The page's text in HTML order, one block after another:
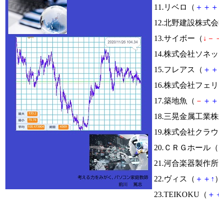
11.リベロ（ ＋ ＋ ＋
12.北野建設株式
13.サイボー（ ↓ －
14.株式会社ソネ
15.フレアス（ ＋ ＋
16.株式会社フェ
17.築地魚（ － ＋ ＋
18.三晃金属工業
19.株式会社クラ
20.ＣＲＧホール（
21.河合楽器製作
22.ヴィス（ ＋ ＋ ↑
23.TEIKOKU（ ＋